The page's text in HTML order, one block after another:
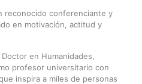
reconocido conferenciante y
en motivación, actitud y
en Humanidades,
profesor universitario con
inspira a miles de personas